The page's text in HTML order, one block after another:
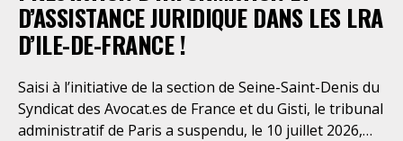
D’ASSISTANCE JURIDIQUE DANS LES LRA
D’ILE-DE-FRANCE !
Saisi à l’initiative de la section de Seine-Saint-Denis du
Syndicat des Avocat.es de France et du Gisti, le tribunal
administratif de Paris a suspendu, le 10 juillet 2026,